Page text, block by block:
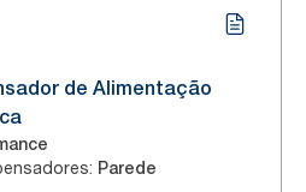
de Alimentação
: Parede